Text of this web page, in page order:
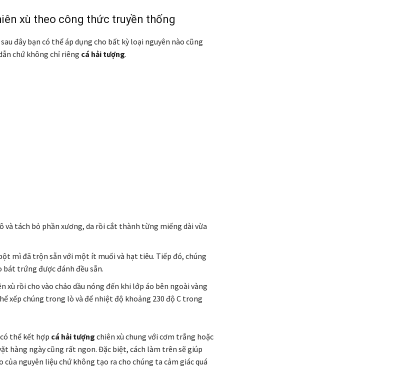
xù theo công thức truyền thống
đây bạn có thể áp dụng cho bất kỳ loại nguyên nào cũng
chứ không chỉ riêng cá hải tượng.
và tách bỏ phần xương, da rồi cắt thành từng miếng dài vừa
mì đã trộn sẵn với một ít muối và hạt tiêu. Tiếp đó, chúng
trứng được đánh đều sẵn.
xù rồi cho vào chảo dầu nóng đến khi lớp áo bên ngoài vàng
xếp chúng trong lò và để nhiệt độ khoảng 230 độ C trong
thể kết hợp cá hải tượng chiên xù chung với cơm trắng hoặc
hàng ngày cũng rất ngon. Đặc biệt, cách làm trên sẽ giúp
nguyên liệu chứ không tạo ra cho chúng ta cảm giác quá